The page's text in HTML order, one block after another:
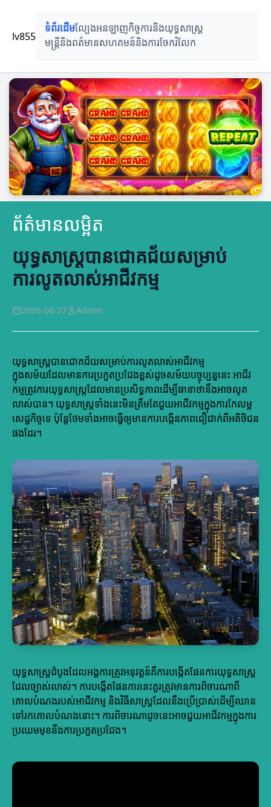
lv855
ទំព័រដើមល្បែងអនឡាញកិច្ចការនិងយុទ្ធសាស្ត្រ
មន្ត្រីនិងពត៌មានសហគមន៍និងការចែករំលែក
ព័ត៌មានលម្អិត
យុទ្ធសាស្ត្របានជោគជ័យសម្រាប់
ការលូតលាស់អាជីវកម្ម
2026-06-27 Admin
យុទ្ធសាស្ត្របានជោគជ័យសម្រាប់ការលូតលាស់អាជីវកម្ម
ក្នុងសម័យដែលមានការប្រកួតប្រជែងខ្ពស់ដូចសម័យបច្ចុប្បន្ននេះ អាជីវ
កម្មត្រូវការយុទ្ធសាស្ត្រដែលមានប្រសិទ្ធភាពដើម្បីធានាថានឹងអាចលូត
លាស់បាន។ យុទ្ធសាស្ត្រទាំងនេះមិនត្រឹមតែជួយអាជីវកម្មក្នុងការកែលម្អ
សេដ្ឋកិច្ចទេ ប៉ុន្តែថែមទាំងអាចធ្វើឲ្យមានការបង្កើនភាពជឿជាក់ពីអតិថិជន
ផងដែរ។
យុទ្ធសាស្ត្រដំបូងដែលអង្គការត្រូវអនុវត្តន៍គឺការបង្កើតផែនការយុទ្ធសាស្ត្រ
ដែលច្បាស់លាស់។ ការបង្កើតផែនការនេះគួរត្រូវមានការពិចារណាពី
គោលបំណងរបស់អាជីវកម្ម និងវិធីសាស្ត្រដែលនឹងប្រើប្រាស់ដើម្បីឈាន
ទៅរកគោលបំណងនោះ។ ការពិចារណាដូចនេះអាចជួយអាជីវកម្មក្នុងការ
ប្រឈមមុខនឹងការប្រកួតប្រជែង។